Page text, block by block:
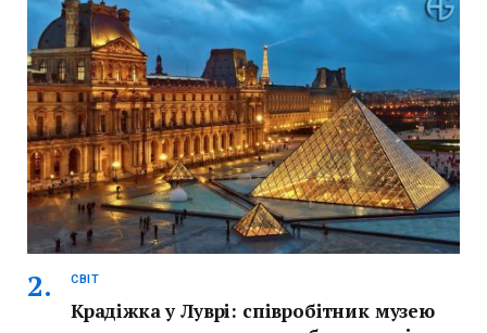
СВІТ
Крадіжка у Луврі: співробітник музею